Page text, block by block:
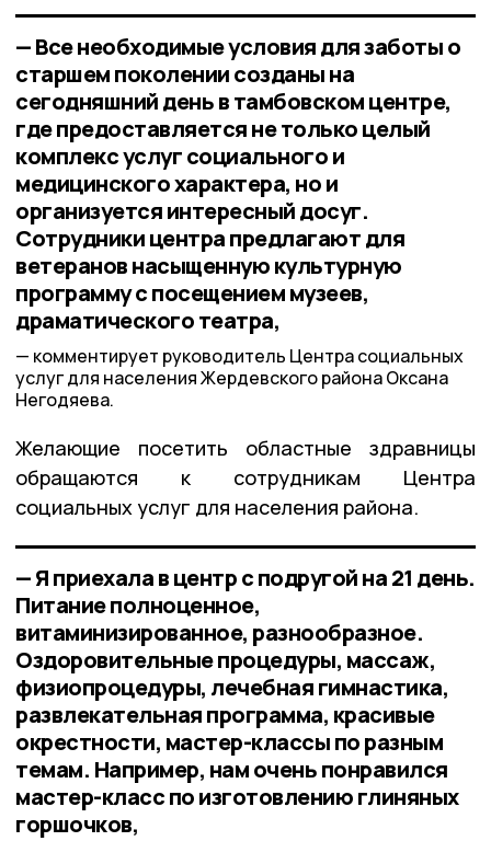
— Все необходимые условия для заботы о
старшем поколении созданы на
сегодняшний день в тамбовском центре,
где предоставляется не только целый
комплекс услуг социального и
медицинского характера, но и
организуется интересный досуг.
Сотрудники центра предлагают для
ветеранов насыщенную культурную
программу с посещением музеев,
драматического театра,
комментирует руководитель Центра социальных
услуг для населения Жердевского района Оксана
Негодяева.
Желающие посетить областные здравницы
обращаются к сотрудникам Центра
социальных услуг для населения района.
— Я приехала в центр с подругой на 21 день.
Питание полноценное,
витаминизированное, разнообразное.
Оздоровительные процедуры, массаж,
физиопроцедуры, лечебная гимнастика,
развлекательная программа, красивые
окрестности, мастер-классы по разным
темам. Например, нам очень понравился
мастер-класс по изготовлению глиняных
горшочков,